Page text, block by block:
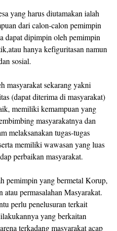
yang harus diutamakan ialah
dari calon-calon pemimpin
dapat dipimpin oleh pemimpin
hanya kefiguritasan namun
sosial.
masyarakat sekarang yakni
(dapat diterima di masyarakat)
memiliki kemampuan yang
masyarakatnya dan
melaksanakan tugas-tugas
memiliki wawasan yang luas
perbaikan masyarakat.
pemimpin yang bermetal Korup,
permasalahan Masyarakat.
perlu penelusuran terkait
yang berkaitan
terkadang masyarakat acap